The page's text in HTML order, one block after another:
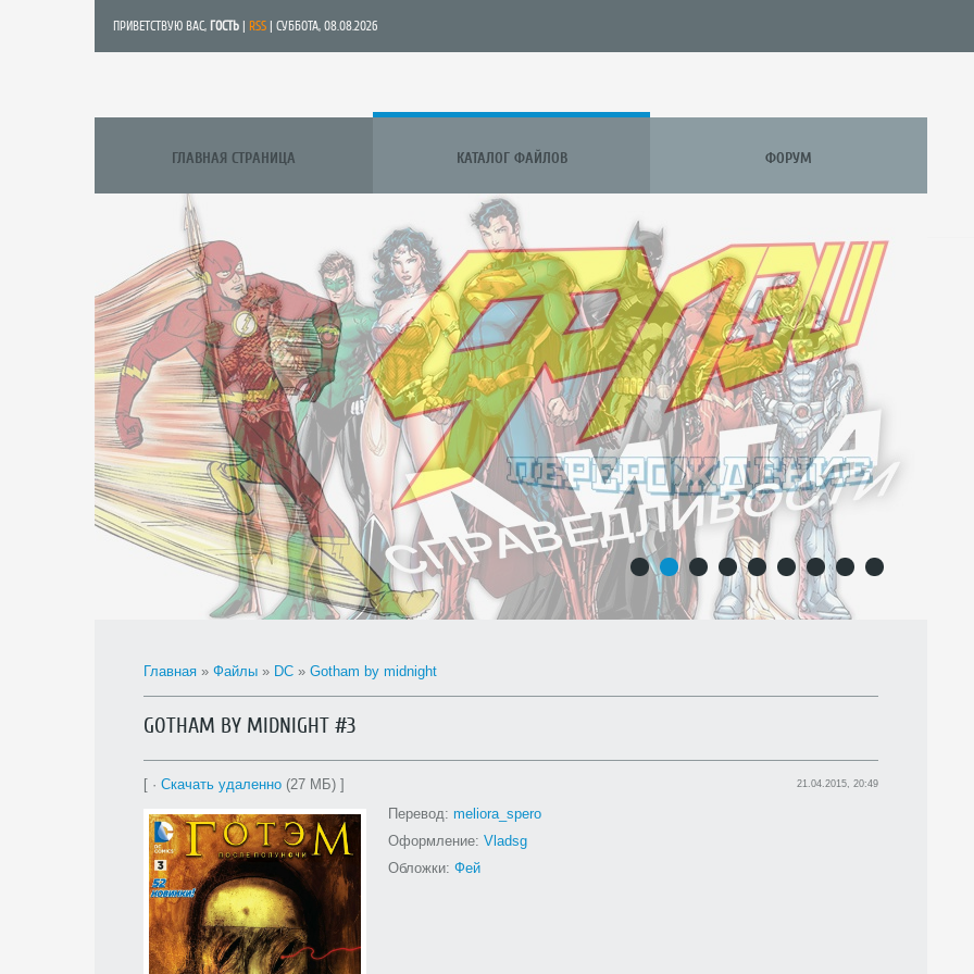
ПРИВЕТСТВУЮ ВАС, ГОСТЬ RSS | СУББОТА, 08.08.2026
ГЛАВНАЯ СТРАНИЦА КАТАЛОГ ФАЙЛОВ ФОРУМ
1
2 4 6 7
Главная » Файлы » DC » Gotham by midnight
GOTHAM BY MIDNIGHT #3
[ · Скачать удаленно (27 МБ) ] 21.04.2015, 20:49
Перевод: meliora_spero
Оформление: Vladsg
Обложки: Фей